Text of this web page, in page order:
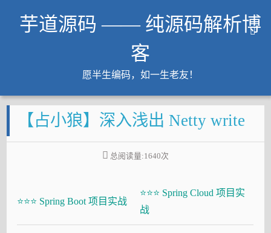
芋道源码 —— 纯源码解析博
客
愿半生编码，如一生老友！
文章
知识星球
Github
友链
大厂面试必备
【占小狼】深入浅出 Netty write
总阅读量:1640次
⭐⭐⭐ Spring Boot 项目实战
⭐⭐⭐ Spring Cloud 项目实
战